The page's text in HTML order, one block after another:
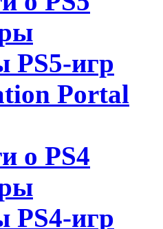
PS5-игр
Portal
о PS4
PS4-игр